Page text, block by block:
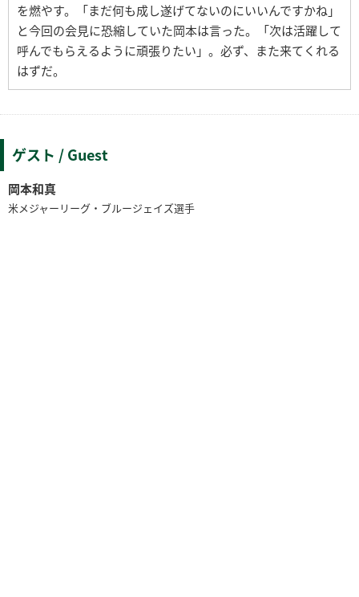
を燃やす。「まだ何も成し遂げてないのにいいんですかね」
と今回の会見に恐縮していた岡本は言った。「次は活躍して
呼んでもらえるように頑張りたい」。必ず、また来てくれる
はずだ。
ゲスト / Guest
岡本和真
米メジャーリーグ・ブルージェイズ選手